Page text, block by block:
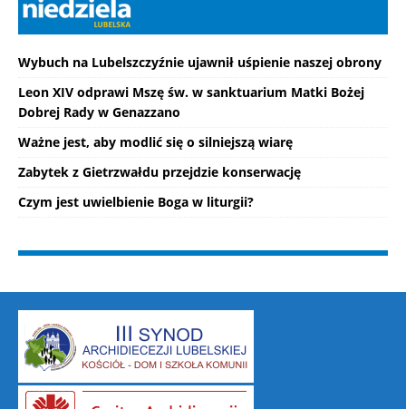
Wybuch na Lubelszczyźnie ujawnił uśpienie naszej obrony
Leon XIV odprawi Mszę św. w sanktuarium Matki Bożej
Dobrej Rady w Genazzano
Ważne jest, aby modlić się o silniejszą wiarę
Zabytek z Gietrzwałdu przejdzie konserwację
Czym jest uwielbienie Boga w liturgii?